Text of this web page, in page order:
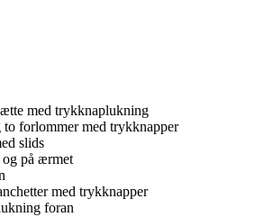
med trykknaplukning
forlommer med trykknapper
slids
på ærmet
med trykknapper
foran